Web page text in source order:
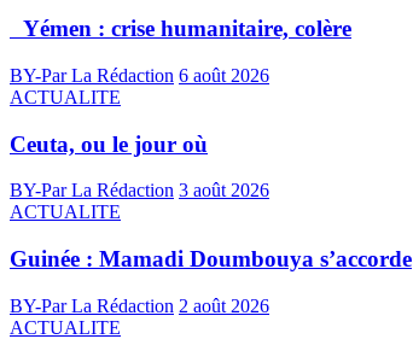
Yémen : crise humanitaire, colère
BY-Par La Rédaction 6 août 2026
ACTUALITE
Ceuta, ou le jour où
BY-Par La Rédaction 3 août 2026
ACTUALITE
Guinée : Mamadi Doumbouya s’accorde
BY-Par La Rédaction 2 août 2026
ACTUALITE